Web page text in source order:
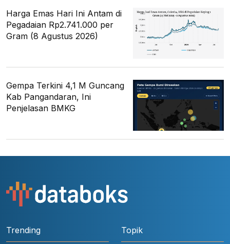
Harga Emas Hari Ini Antam di
Pegadaian Rp2.741.000 per
Gram (8 Agustus 2026)
Gempa Terkini 4,1 M Guncang
Kab Pangandaran, Ini
Penjelasan BMKG
Trending Topik